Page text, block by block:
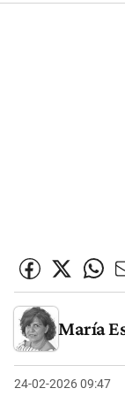
María
24-02-2026 09:47